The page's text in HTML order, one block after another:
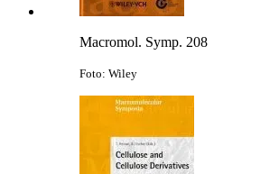
Macromol. Symp. 208
Foto: Wiley